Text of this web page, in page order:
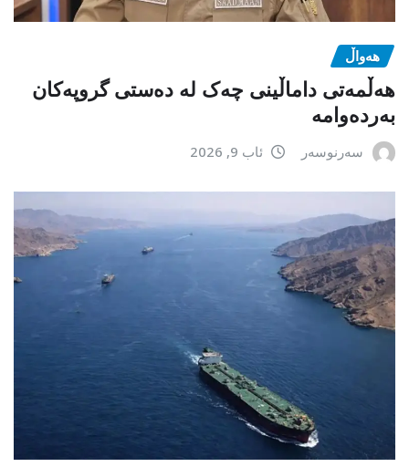
هەواڵ
هەڵمەتی داماڵینی چەک لە دەستی گروپەکان
بەردەوامە
سەرنوسەر ئاب 9, 2026